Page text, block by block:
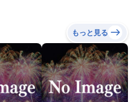
もっと見る